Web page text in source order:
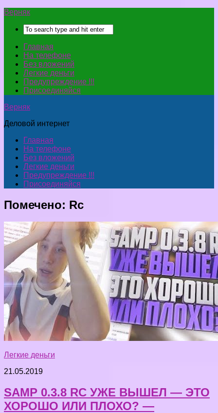
Верняк
Главная
На телефоне
Без вложений
Легкие деньги
Предупреждение !!!
Присоединяйся
Верняк
Деловой интернет
Главная
На телефоне
Без вложений
Легкие деньги
Предупреждение !!!
Присоединяйся
Помечено: Rc
Легкие деньги
21.05.2019
SAMP 0.3.8 RC УЖЕ ВЫШЕЛ — ЭТО
ХОРОШО ИЛИ ПЛОХО? —